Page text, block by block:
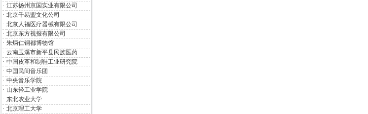
· 江苏扬州京国实业有限公司
· 北京千易盟文化公司
· 北京人福医疗器械有限公司
· 北京东方视报有限公司
· 朱炳仁铜都博物馆
· 云南玉溪市新平县民族医药
· 中国皮革和制鞋工业研究院
· 中国民间音乐团
· 中央音乐学院
· 山东轻工业学院
· 东北农业大学
· 北京理工大学